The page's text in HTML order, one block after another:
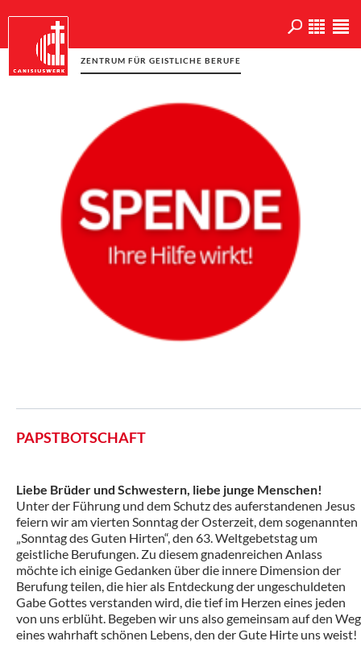
ZENTRUM FÜR GEISTLICHE BERUFE
PAPSTBOTSCHAFT
Liebe Brüder und Schwestern, liebe junge Menschen!
Unter der Führung und dem Schutz des auferstandenen Jesus
feiern wir am vierten Sonntag der Osterzeit, dem sogenannten
„Sonntag des Guten Hirten“, den 63. Weltgebetstag um
geistliche Berufungen. Zu diesem gnadenreichen Anlass
möchte ich einige Gedanken über die innere Dimension der
Berufung teilen, die hier als Entdeckung der ungeschuldeten
Gabe Gottes verstanden wird, die tief im Herzen eines jeden
von uns erblüht. Begeben wir uns also gemeinsam auf den Weg
eines wahrhaft schönen Lebens, den der Gute Hirte uns weist!